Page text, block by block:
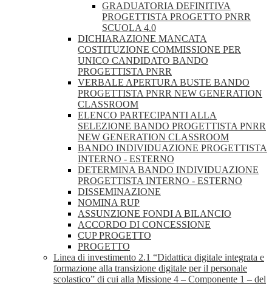
GRADUATORIA DEFINITIVA
PROGETTISTA PROGETTO PNRR
SCUOLA 4.0
DICHIARAZIONE MANCATA
COSTITUZIONE COMMISSIONE PER
UNICO CANDIDATO BANDO
PROGETTISTA PNRR
VERBALE APERTURA BUSTE BANDO
PROGETTISTA PNRR NEW GENERATION
CLASSROOM
ELENCO PARTECIPANTI ALLA
SELEZIONE BANDO PROGETTISTA PNRR
NEW GENERATION CLASSROOM
BANDO INDIVIDUAZIONE PROGETTISTA
INTERNO - ESTERNO
DETERMINA BANDO INDIVIDUAZIONE
PROGETTISTA INTERNO - ESTERNO
DISSEMINAZIONE
NOMINA RUP
ASSUNZIONE FONDI A BILANCIO
ACCORDO DI CONCESSIONE
CUP PROGETTO
PROGETTO
Linea di investimento 2.1 “Didattica digitale integrata e
formazione alla transizione digitale per il personale
scolastico” di cui alla Missione 4 – Componente 1 – del